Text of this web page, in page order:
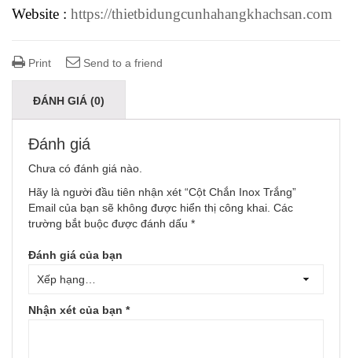
Website : https://thietbidungcunhahangkhachsan.com
Print Send to a friend
ĐÁNH GIÁ (0)
Đánh giá
Chưa có đánh giá nào.
Hãy là người đầu tiên nhận xét “Cột Chắn Inox Trắng”
Email của bạn sẽ không được hiển thị công khai. Các
trường bắt buộc được đánh dấu *
Đánh giá của bạn
Nhận xét của bạn *